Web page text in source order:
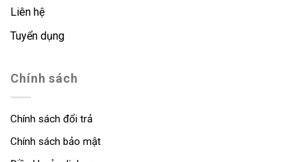
Liên hệ
Tuyển dụng
Chính sách
Chính sách đổi trả
Chính sách bảo mật